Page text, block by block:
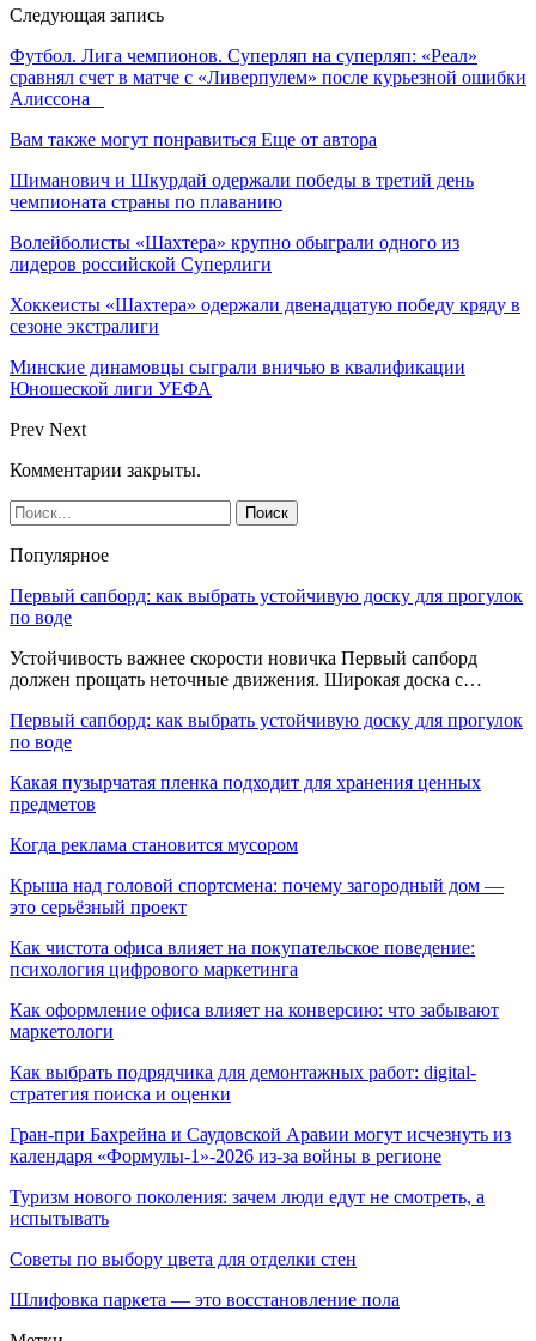
Следующая запись
Футбол. Лига чемпионов. Суперляп на суперляп: «Реал»
сравнял счет в матче с «Ливерпулем» после курьезной ошибки
Алиссона
Вам также могут понравиться Еще от автора
Шиманович и Шкурдай одержали победы в третий день
чемпионата страны по плаванию
Волейболисты «Шахтера» крупно обыграли одного из
лидеров российской Суперлиги
Хоккеисты «Шахтера» одержали двенадцатую победу кряду в
сезоне экстралиги
Минские динамовцы сыграли вничью в квалификации
Юношеской лиги УЕФА
Prev Next
Комментарии закрыты.
Популярное
Первый сапборд: как выбрать устойчивую доску для прогулок
по воде
Устойчивость важнее скорости новичка Первый сапборд
должен прощать неточные движения. Широкая доска с…
Первый сапборд: как выбрать устойчивую доску для прогулок
по воде
Какая пузырчатая пленка подходит для хранения ценных
предметов
Когда реклама становится мусором
Крыша над головой спортсмена: почему загородный дом —
это серьёзный проект
Как чистота офиса влияет на покупательское поведение:
психология цифрового маркетинга
Как оформление офиса влияет на конверсию: что забывают
маркетологи
Как выбрать подрядчика для демонтажных работ: digital-
стратегия поиска и оценки
Гран-при Бахрейна и Саудовской Аравии могут исчезнуть из
календаря «Формулы-1»-2026 из-за войны в регионе
Туризм нового поколения: зачем люди едут не смотреть, а
испытывать
Советы по выбору цвета для отделки стен
Шлифовка паркета — это восстановление пола